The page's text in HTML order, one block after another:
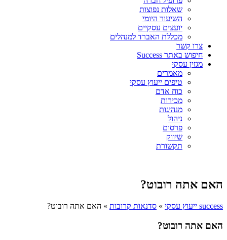
שאלות נפוצות
השיעור היומי
יועצים עסקיים
מכללת האברד למנהלים
צרו קשר
חיפוש באתר Success
מגזין עסקי
מאמרים
טיפים ייעוץ עסקי
כוח אדם
מכירות
מנהיגות
ניהול
פרסום
שיווק
תקשורת
האם אתה רובוט?
success ייעוץ עסקי » סדנאות קרובות » האם אתה רובוט?
האם אתה רובוט?